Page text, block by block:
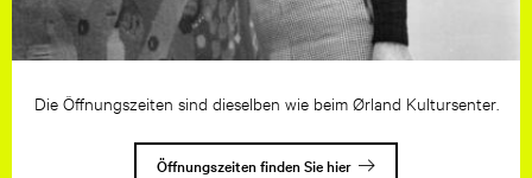
Die Öffnungszeiten sind dieselben wie beim Ørland Kultursenter.
Öffnungszeiten finden Sie hier